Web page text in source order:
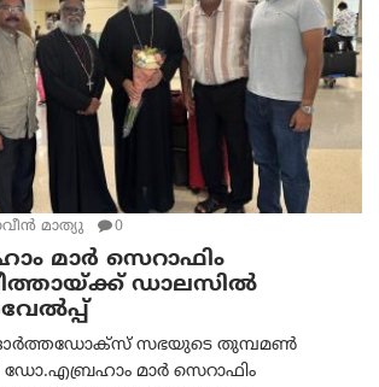
മാത്യു 0
മാർ സെറാഫിം
ഡാലസിൽ
ഓർത്തഡോക്സ് സഭയുടെ തുമ്പമൺ
ഡോ.എബ്രഹാം മാർ സെറാഫിം